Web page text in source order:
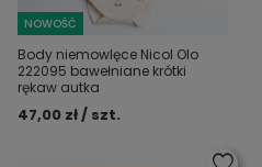
NOWOŚĆ
Body niemowlęce Nicol Olo
222095 bawełniane krótki
rękaw autka
47,00 zł / szt.